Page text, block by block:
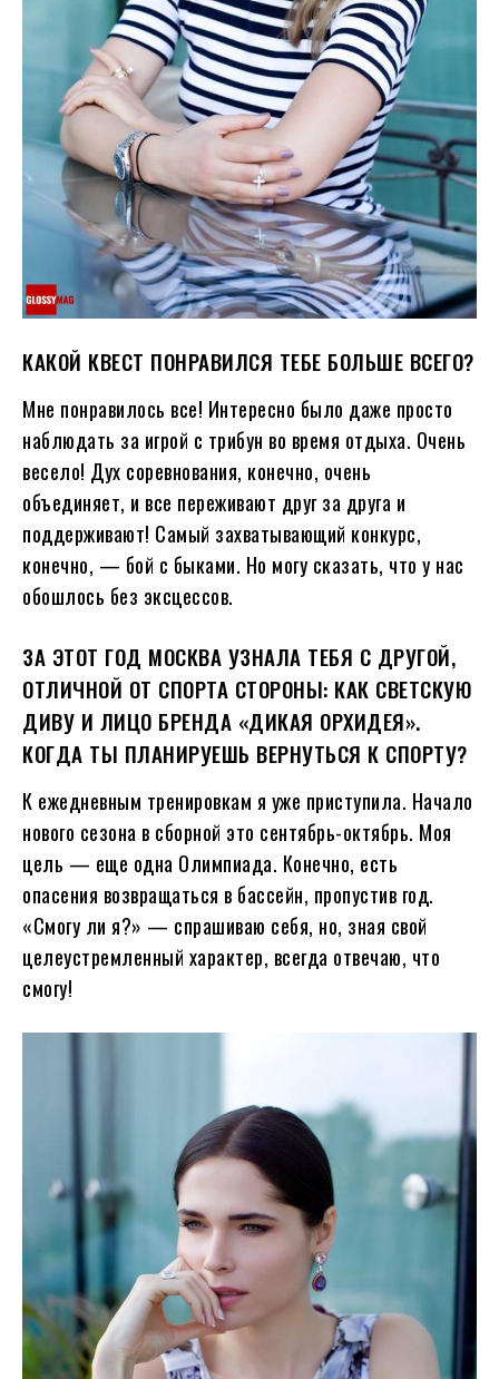
КАКОЙ КВЕСТ ПОНРАВИЛСЯ ТЕБЕ БОЛЬШЕ ВСЕГО?
Мне понравилось все! Интересно было даже просто
наблюдать за игрой с трибун во время отдыха. Очень
весело! Дух соревнования, конечно, очень
объединяет, и все переживают друг за друга и
поддерживают! Самый захватывающий конкурс,
конечно, — бой с быками. Но могу сказать, что у нас
обошлось без эксцессов.
ЗА ЭТОТ ГОД МОСКВА УЗНАЛА ТЕБЯ С ДРУГОЙ,
ОТЛИЧНОЙ ОТ СПОРТА СТОРОНЫ: КАК СВЕТСКУЮ
ДИВУ И ЛИЦО БРЕНДА «ДИКАЯ ОРХИДЕЯ».
КОГДА ТЫ ПЛАНИРУЕШЬ ВЕРНУТЬСЯ К СПОРТУ?
К ежедневным тренировкам я уже приступила. Начало
нового сезона в сборной это сентябрь-октябрь. Моя
цель — еще одна Олимпиада. Конечно, есть
опасения возвращаться в бассейн, пропустив год.
«Смогу ли я?» — спрашиваю себя, но, зная свой
целеустремленный характер, всегда отвечаю, что
смогу!